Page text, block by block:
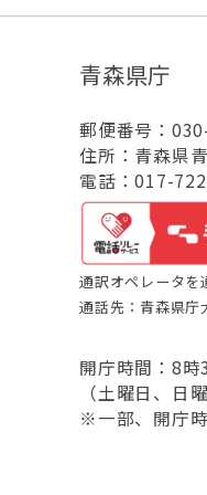
青森県庁
郵便番号：
住所：青森県
電話：017-
通訳オペレータを
通話先：青森県
開庁時間：8
（土曜日、日
※一部、開庁